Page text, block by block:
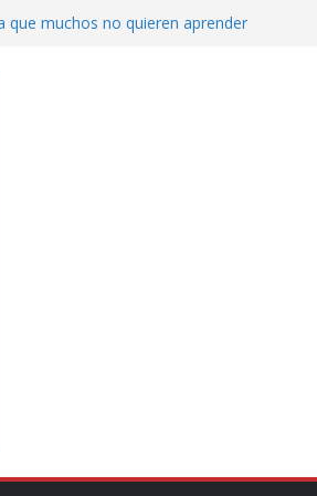
que muchos no quieren aprender